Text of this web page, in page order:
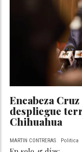
Encabeza
despliegue
Chihuahua
MARTIN CONTRERAS Politica